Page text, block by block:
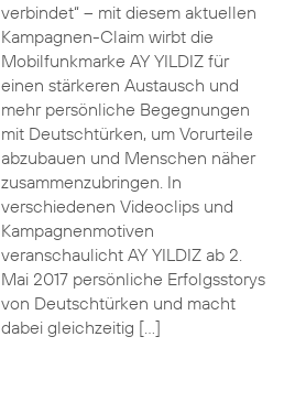
verbindet“ – mit diesem aktuellen
Kampagnen-Claim wirbt die
Mobilfunkmarke AY YILDIZ für
einen stärkeren Austausch und
mehr persönliche Begegnungen
mit Deutschtürken, um Vorurteile
abzubauen und Menschen näher
zusammenzubringen. In
verschiedenen Videoclips und
Kampagnenmotiven
veranschaulicht AY YILDIZ ab 2.
Mai 2017 persönliche Erfolgsstorys
von Deutschtürken und macht
dabei gleichzeitig […]